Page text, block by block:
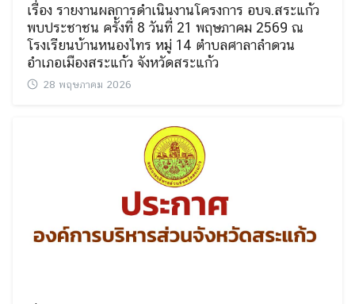
Search
Search
เรื่อง รายงานผลการดำเนินงานโครงการ อบจ.สระแก้ว
พบประชาชน ครั้งที่ 8 วันที่ 21 พฤษภาคม 2569 ณ
โรงเรียนบ้านหนองไทร หมู่ 14 ตำบลศาลาลำดวน
อำเภอเมืองสระแก้ว จังหวัดสระแก้ว
28 พฤษภาคม 2026